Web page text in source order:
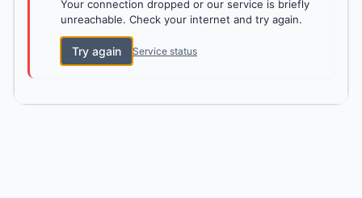
Your connection dropped or our service is briefly
unreachable. Check your internet and try again.
Try again Service status